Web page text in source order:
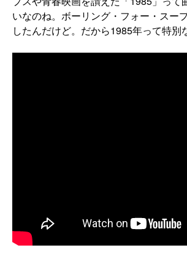
いなのね。ボーリング・フォー・スー
したんだけど。だから1985年って特別